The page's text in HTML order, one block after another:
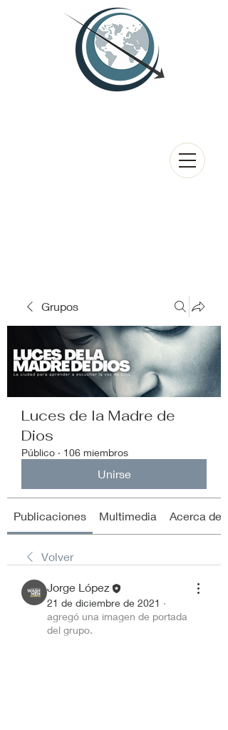
Grupos
Luces de la Madre de
Dios
Público · 106 miembros
Unirse
Publicaciones Multimedia Acerca de
Volver
Jorge López
21 de diciembre de 2021 ·
agregó una imagen de portada
del grupo.